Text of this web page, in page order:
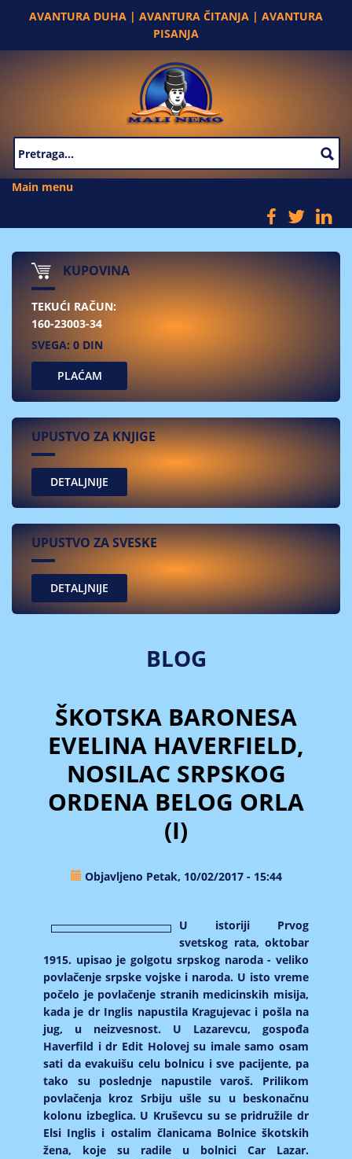
AVANTURA DUHA | AVANTURA ČITANJA | AVANTURA
PISANJA
SEARCH FORM
Main menu
KUPOVINA
TEKUĆI RAČUN:
160-23003-34
SVEGA: 0 DIN
PLAĆAM
UPUSTVO ZA KNJIGE
UPUSTVO ZA SVESKE
BLOG
ŠKOTSKA BARONESA
EVELINA HAVERFIELD,
NOSILAC SRPSKOG
ORDENA BELOG ORLA
(I)
Objavljeno Petak, 10/02/2017 - 15:44
U istoriji Prvog
svetskog rata, oktobar
1915. upisao je golgotu srpskog naroda - veliko
povlačenje srpske vojske i naroda. U isto vreme
počelo je povlačenje stranih medicinskih misija,
kada je dr Inglis napustila Kragujevac i pošla na
jug, u neizvesnost. U Lazarevcu, gospođa
Haverfild i dr Edit Holovej su imale samo osam
sati da evakuišu celu bolnicu i sve pacijente, pa
tako su poslednje napustile varoš. Prilikom
povlačenja kroz Srbiju ušle su u beskonačnu
kolonu izbeglica. U Kruševcu su se pridružile dr
Elsi Inglis i ostalim članicama Bolnice škotskih
žena, koje su radile u bolnici Car Lazar.